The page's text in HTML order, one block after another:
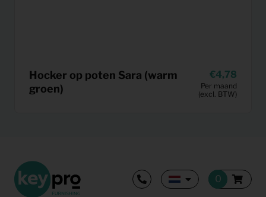
Hocker op poten Sara (warm
groen)
4,78
Per maand
(excl. BTW)